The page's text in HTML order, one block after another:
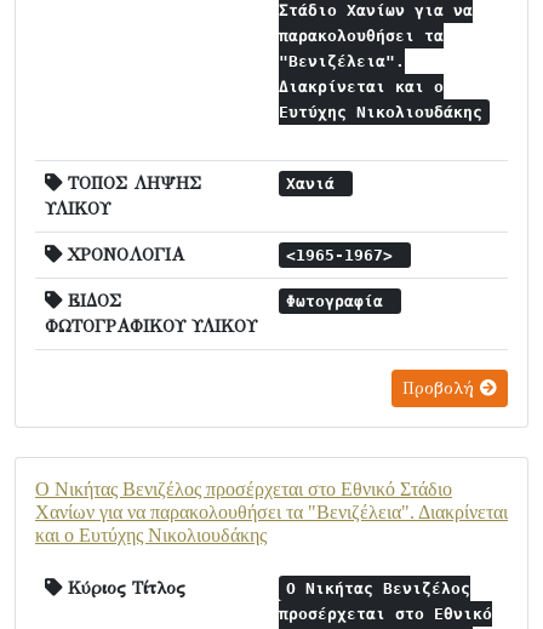
Στάδιο Χανίων για να
παρακολουθήσει τα
"Βενιζέλεια".
Διακρίνεται και ο
Ευτύχης Νικολιουδάκης
ΤΟΠΟΣ ΛΗΨΗΣ
ΥΛΙΚΟΥ
Χανιά
ΧΡΟΝΟΛΟΓΙΑ <1965-1967>
ΕΙΔΟΣ
ΦΩΤΟΓΡΑΦΙΚΟΥ ΥΛΙΚΟΥ
Φωτογραφία
Προβολή
Ο Νικήτας Βενιζέλος προσέρχεται στο Εθνικό Στάδιο
Χανίων για να παρακολουθήσει τα "Βενιζέλεια". Διακρίνεται
και ο Ευτύχης Νικολιουδάκης
Κύριος Τίτλος
Ο Νικήτας Βενιζέλος
προσέρχεται στο Εθνικό